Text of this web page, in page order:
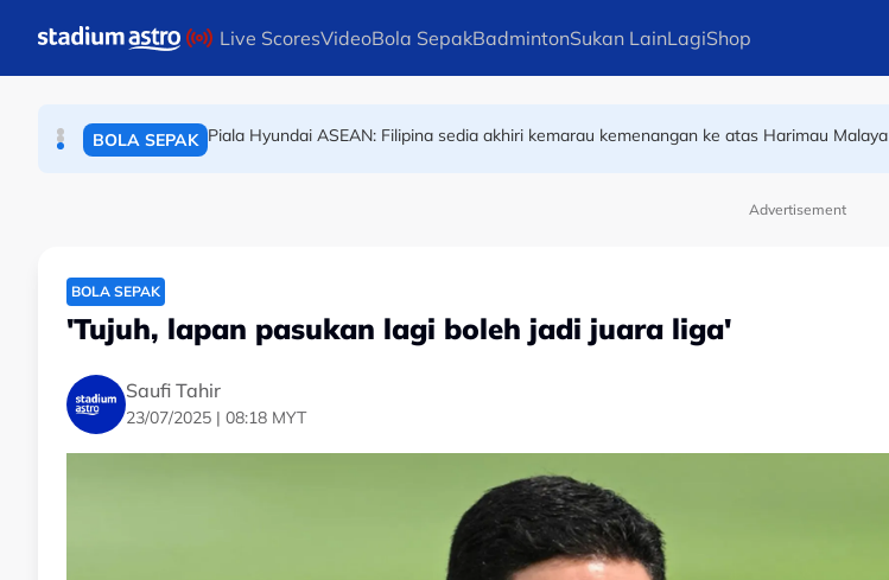
Live ScoresVideoBola SepakBadmintonSukan LainLagiShop
OLAHRAGA
BOLA SEPAK Piala Hyundai ASEAN: Filipina sedia akhiri kemarau kemenangan ke atas Harimau Malaya
Advertisement
BOLA SEPAK
'Tujuh, lapan pasukan lagi boleh jadi juara liga'
Saufi Tahir
23/07/2025 | 08:18 MYT